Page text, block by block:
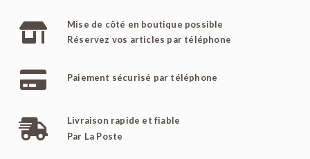
Mise de côté en boutique possible
Réservez vos articles par téléphone
Paiement sécurisé par téléphone
Livraison rapide et fiable
Par La Poste